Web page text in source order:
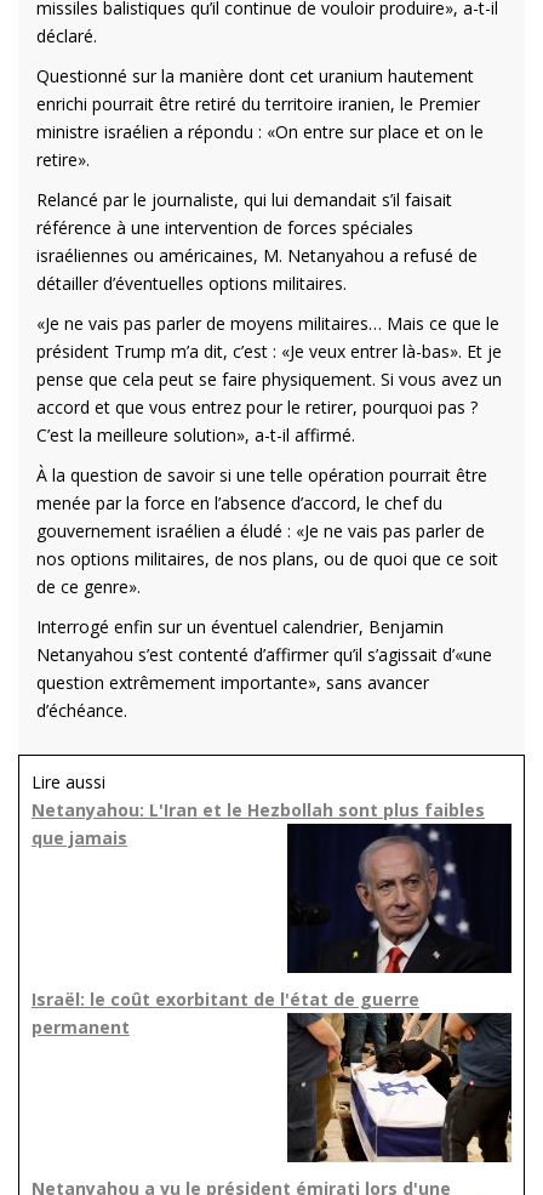
missiles balistiques qu’il continue de vouloir produire», a-t-il
déclaré.
Questionné sur la manière dont cet uranium hautement
enrichi pourrait être retiré du territoire iranien, le Premier
ministre israélien a répondu : «On entre sur place et on le
retire».
Relancé par le journaliste, qui lui demandait s’il faisait
référence à une intervention de forces spéciales
israéliennes ou américaines, M. Netanyahou a refusé de
détailler d’éventuelles options militaires.
«Je ne vais pas parler de moyens militaires… Mais ce que le
président Trump m’a dit, c’est : «Je veux entrer là-bas». Et je
pense que cela peut se faire physiquement. Si vous avez un
accord et que vous entrez pour le retirer, pourquoi pas ?
C’est la meilleure solution», a-t-il affirmé.
À la question de savoir si une telle opération pourrait être
menée par la force en l’absence d’accord, le chef du
gouvernement israélien a éludé : «Je ne vais pas parler de
nos options militaires, de nos plans, ou de quoi que ce soit
de ce genre».
Interrogé enfin sur un éventuel calendrier, Benjamin
Netanyahou s’est contenté d’affirmer qu’il s’agissait d’«une
question extrêmement importante», sans avancer
d’échéance.
Lire aussi
Netanyahou: L'Iran et le Hezbollah sont plus faibles
que jamais
Israël: le coût exorbitant de l'état de guerre
permanent
Netanyahou a vu le président émirati lors d'une